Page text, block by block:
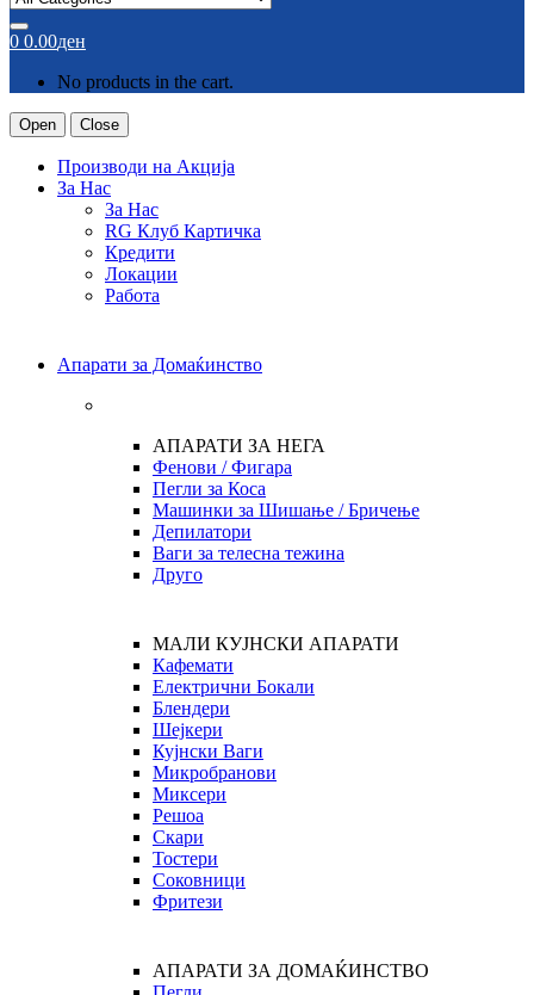
0 0.00ден
No products in the cart.
Open Close
Производи на Акција
За Нас
За Нас
RG Клуб Картичка
Кредити
Локации
Работа
Апарати за Домаќинство
АПАРАТИ ЗА НЕГА
Фенови / Фигара
Пегли за Коса
Машинки за Шишање / Бричење
Депилатори
Ваги за телесна тежина
Друго
МАЛИ КУЈНСКИ АПАРАТИ
Кафемати
Електрични Бокали
Блендери
Шејкери
Кујнски Ваги
Микробранови
Миксери
Решоа
Скари
Тостери
Соковници
Фритези
АПАРАТИ ЗА ДОМАЌИНСТВО